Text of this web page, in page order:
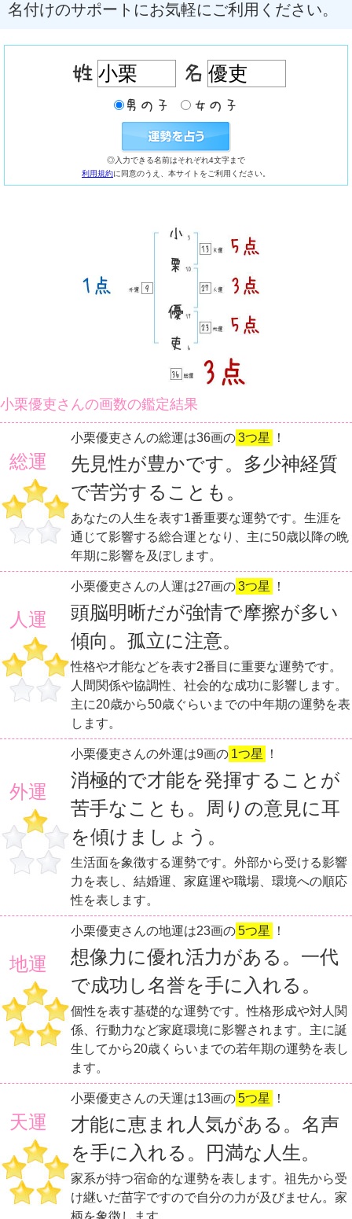
名付けのサポートにお気軽にご利用ください。
◎入力できる名前はそれぞれ4文字まで
利用規約に同意のうえ、本サイトをご利用ください。
小栗優吏さんの画数の鑑定結果
総運
小栗優吏さんの総運は36画の3つ星 ！
先見性が豊かです。多少神経質
で苦労することも。
あなたの人生を表す1番重要な運勢です。生涯を
通じて影響する総合運となり、主に50歳以降の晩
年期に影響を及ぼします。
人運
小栗優吏さんの人運は27画の3つ星 ！
頭脳明晰だが強情で摩擦が多い
傾向。孤立に注意。
性格や才能などを表す2番目に重要な運勢です。
人間関係や協調性、社会的な成功に影響します。
主に20歳から50歳ぐらいまでの中年期の運勢を表
します。
外運
小栗優吏さんの外運は9画の 1つ星 ！
消極的で才能を発揮することが
苦手なことも。周りの意見に耳
を傾けましょう。
生活面を象徴する運勢です。外部から受ける影響
力を表し、結婚運、家庭運や職場、環境への順応
性を表します。
地運
小栗優吏さんの地運は23画の5つ星 ！
想像力に優れ活力がある。一代
で成功し名誉を手に入れる。
個性を表す基礎的な運勢です。性格形成や対人関
係、行動力など家庭環境に影響されます。主に誕
生してから20歳くらいまでの若年期の運勢を表し
ます。
天運
小栗優吏さんの天運は13画の5つ星 ！
才能に恵まれ人気がある。名声
を手に入れる。円満な人生。
家系が持つ宿命的な運勢を表します。祖先から受
け継いだ苗字ですので自分の力が及びません。家
柄を象徴します。